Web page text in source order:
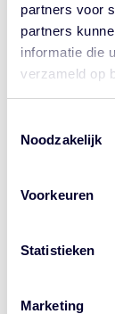
partners voor
partners
informatie die
verzameld op
Noodzakelijk
Voorkeuren
Statistieken
Marketing
de
te halen. Kies
ontvang gratis